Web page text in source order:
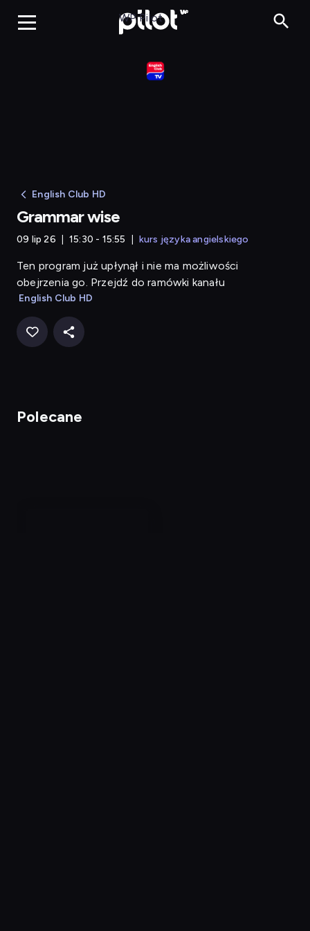
Grammar wise
WP Pilot
English Club HD
Grammar wise
09 lip 26 15:30 - 15:55 kurs języka angielskiego
Ten program już upłynął i nie ma możliwości
obejrzenia go. Przejdź do ramówki kanału
English Club HD
Polecane